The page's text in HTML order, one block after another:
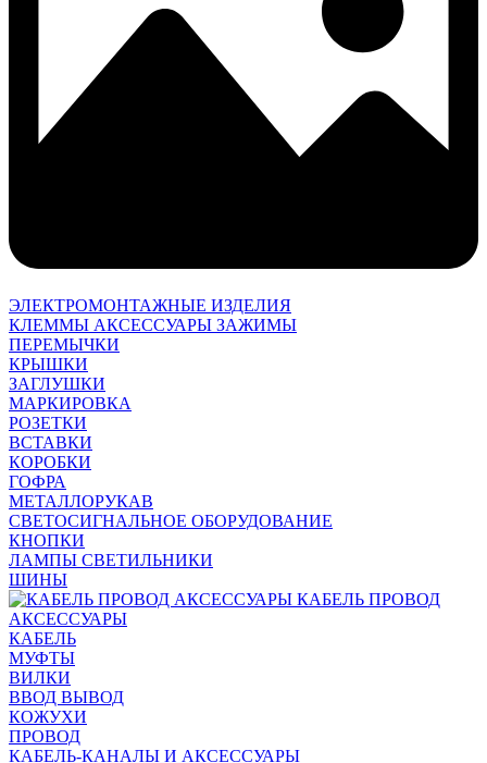
ЭЛЕКТРОМОНТАЖНЫЕ ИЗДЕЛИЯ
КЛЕММЫ АКСЕССУАРЫ ЗАЖИМЫ
ПЕРЕМЫЧКИ
КРЫШКИ
ЗАГЛУШКИ
МАРКИРОВКА
РОЗЕТКИ
ВСТАВКИ
КОРОБКИ
ГОФРА
МЕТАЛЛОРУКАВ
СВЕТОСИГНАЛЬНОЕ ОБОРУДОВАНИЕ
КНОПКИ
ЛАМПЫ СВЕТИЛЬНИКИ
ШИНЫ
КАБЕЛЬ ПРОВОД
АКСЕССУАРЫ
КАБЕЛЬ
МУФТЫ
ВИЛКИ
ВВОД ВЫВОД
КОЖУХИ
ПРОВОД
КАБЕЛЬ-КАНАЛЫ И АКСЕССУАРЫ